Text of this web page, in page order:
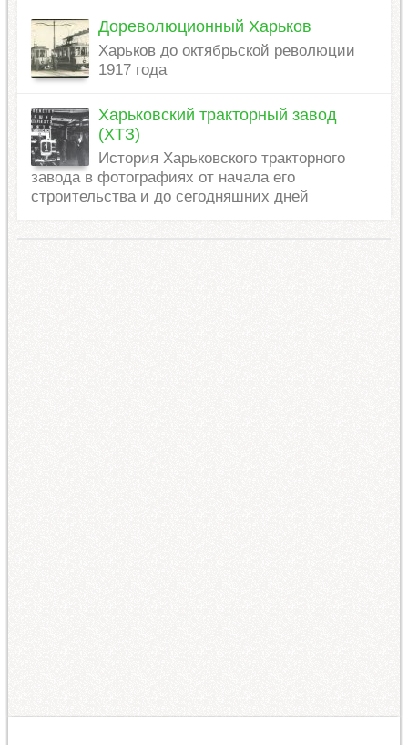
Дореволюционный Харьков
Харьков до октябрьской революции
1917 года
Харьковский тракторный завод
(ХТЗ)
История Харьковского тракторного
завода в фотографиях от начала его
строительства и до сегодняшних дней